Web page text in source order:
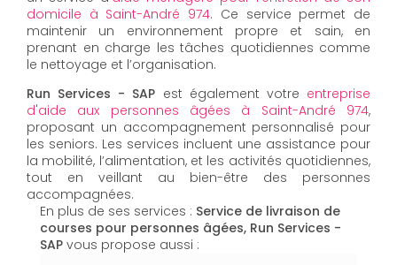
domicile à Saint-André 974. Ce service permet de
maintenir un environnement propre et sain, en
prenant en charge les tâches quotidiennes comme
le nettoyage et l’organisation.
Run Services - SAP est également votre entreprise
d'aide aux personnes âgées à Saint-André 974,
proposant un accompagnement personnalisé pour
les seniors. Les services incluent une assistance pour
la mobilité, l’alimentation, et les activités quotidiennes,
tout en veillant au bien-être des personnes
accompagnées.
En plus de ses services : Service de livraison de
courses pour personnes âgées, Run Services -
SAP vous propose aussi :